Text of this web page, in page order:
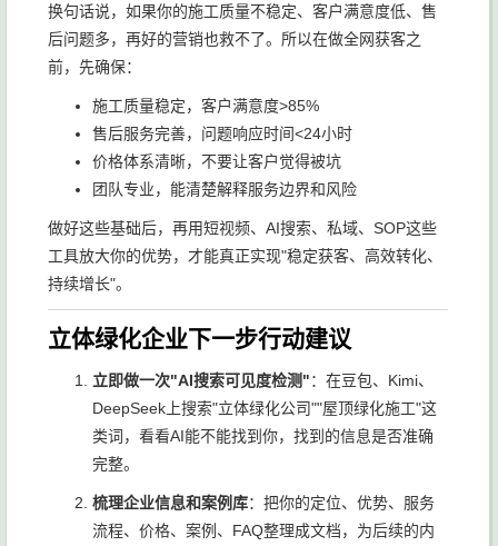
换句话说，如果你的施工质量不稳定、客户满意度低、售
后问题多，再好的营销也救不了。所以在做全网获客之
前，先确保：
施工质量稳定，客户满意度>85%
售后服务完善，问题响应时间<24小时
价格体系清晰，不要让客户觉得被坑
团队专业，能清楚解释服务边界和风险
做好这些基础后，再用短视频、AI搜索、私域、SOP这些
工具放大你的优势，才能真正实现"稳定获客、高效转化、
持续增长"。
立体绿化企业下一步行动建议
立即做一次"AI搜索可见度检测"：在豆包、Kimi、
DeepSeek上搜索"立体绿化公司""屋顶绿化施工"这
类词，看看AI能不能找到你，找到的信息是否准确
完整。
梳理企业信息和案例库：把你的定位、优势、服务
流程、价格、案例、FAQ整理成文档，为后续的内